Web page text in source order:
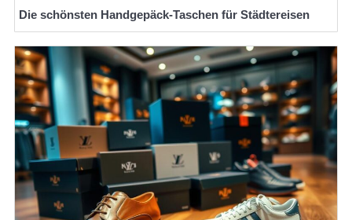
Die schönsten Handgepäck-Taschen für Städtereisen